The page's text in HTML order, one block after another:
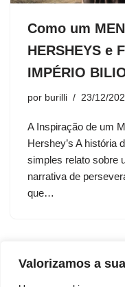
Valorizamos a
Como um
HERSHEYS e
IMPÉRIO
por burilli 23/12/
A Inspiração de um
Hershey’s A história
simples relato sobre
narrativa de
que…